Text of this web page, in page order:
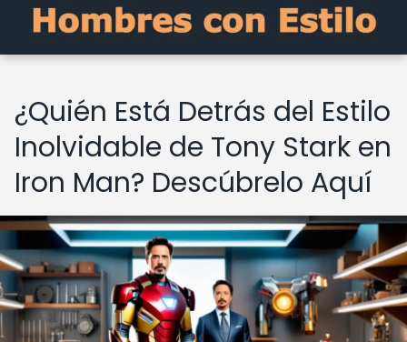
¿Quién Está Detrás del Estilo
Inolvidable de Tony Stark en
Iron Man? Descúbrelo Aquí